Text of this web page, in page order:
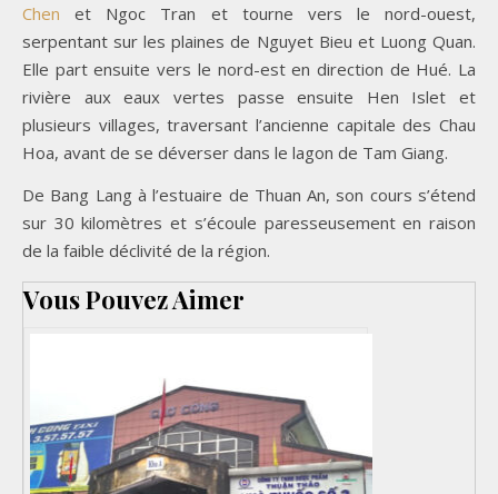
Chen et Ngoc Tran et tourne vers le nord-ouest,
serpentant sur les plaines de Nguyet Bieu et Luong Quan.
Elle part ensuite vers le nord-est en direction de Hué. La
rivière aux eaux vertes passe ensuite Hen Islet et
plusieurs villages, traversant l’ancienne capitale des Chau
Hoa, avant de se déverser dans le lagon de Tam Giang.
De Bang Lang à l’estuaire de Thuan An, son cours s’étend
sur 30 kilomètres et s’écoule paresseusement en raison
de la faible déclivité de la région.
Vous Pouvez Aimer